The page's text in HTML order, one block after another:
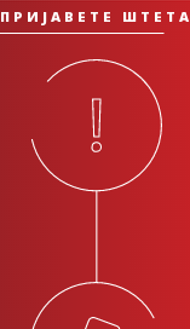
ПРИЈАВЕТЕ ШТЕТА